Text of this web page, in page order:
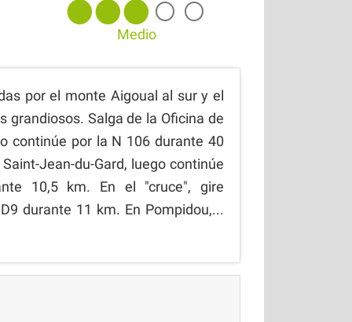
Medio
por el monte Aigoual al sur y el
grandiosos. Salga de la Oficina de
continúe por la N 106 durante 40
Jean-du-Gard, luego continúe
10,5 km. En el "cruce", gire
durante 11 km. En Pompidou,...